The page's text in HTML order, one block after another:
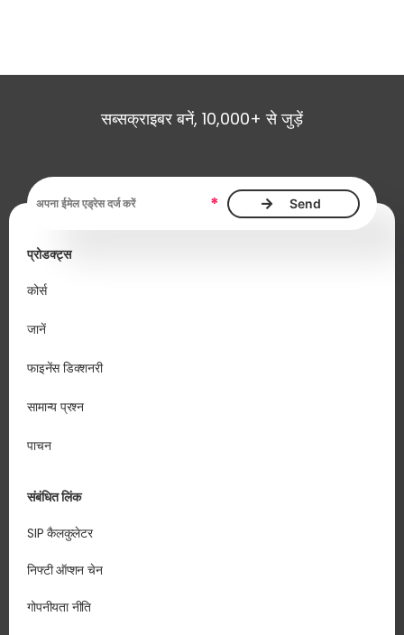
सब्सक्राइबर बनें, 10,000+ से जुड़ें
ईमेल एड्रेस आवश्यक है *
प्रोडक्ट्स
कोर्स
जानें
फाइनेंस डिक्शनरी
सामान्य प्रश्न
पाचन
संबंधित लिंक
SIP कैलकुलेटर
निफ्टी ऑप्शन चेन
गोपनीयता नीति